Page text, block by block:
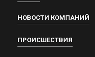
НОВОСТИ КОМПАНИЙ
ПРОИСШЕСТВИЯ